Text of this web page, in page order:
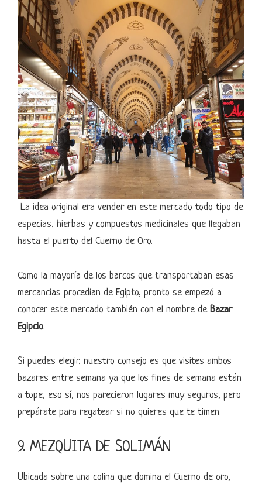
La idea original era vender en este mercado todo tipo de
especias, hierbas y compuestos medicinales que llegaban
hasta el puerto del Cuerno de Oro.
Como la mayoría de los barcos que transportaban esas
mercancías procedían de Egipto, pronto se empezó a
conocer este mercado también con el nombre de Bazar
Egipcio.
Si puedes elegir, nuestro consejo es que visites ambos
bazares entre semana ya que los fines de semana están
a tope, eso sí, nos parecieron lugares muy seguros, pero
prepárate para regatear si no quieres que te timen.
9. MEZQUITA DE SOLIMÁN
Ubicada sobre una colina que domina el Cuerno de oro,